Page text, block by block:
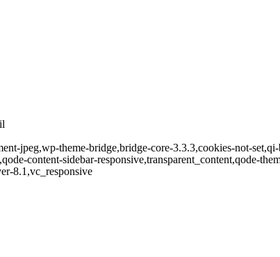
jpeg,wp-theme-bridge,bridge-core-3.3.3,cookies-not-
content-sidebar-responsive,transparent_content,qode-
8.1,vc_responsive